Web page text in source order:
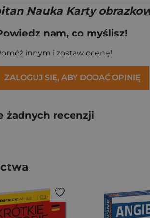
Nauka Karty
nam, co myślisz!
innym i zostaw ocenę!
ZALOGUJ SIĘ, ABY DODAĆ OPINIĘ
żadnych recenzji